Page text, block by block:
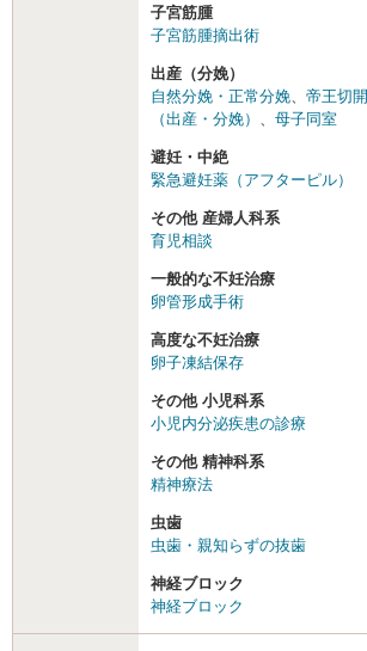
子宮筋腫
子宮筋腫摘出術
出産（分娩）
自然分娩・正常分娩、 帝王切開
（出産・分娩） 、 母子同室
避妊・中絶
緊急避妊薬（アフターピル）
その他 産婦人科系
育児相談
一般的な不妊治療
卵管形成手術
高度な不妊治療
卵子凍結保存
その他 小児科系
小児内分泌疾患の診療
その他 精神科系
精神療法
虫歯
虫歯・親知らずの抜歯
神経ブロック
神経ブロック